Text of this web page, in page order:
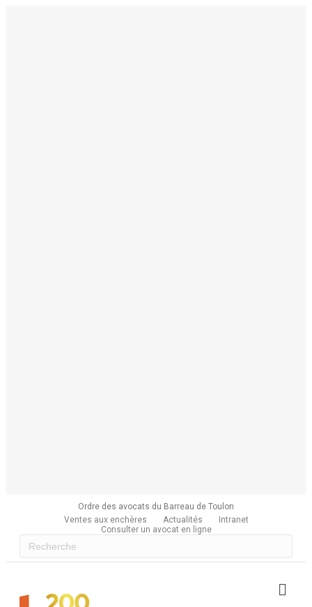
Ordre des avocats du Barreau de Toulon
Ventes aux enchères
Actualités
Intranet
Consulter un avocat en ligne